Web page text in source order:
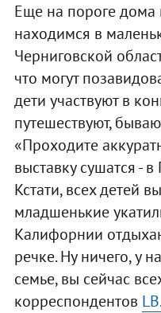
Еще на пороге дома
находимся в
Черниговской
что могут
дети участвуют в
путешествуют,
«Проходите
выставку сушатся -
Кстати, всех детей
младшенькие
Калифорнии
речке. Ну ничего, у
семье, вы сейчас
корреспондентов